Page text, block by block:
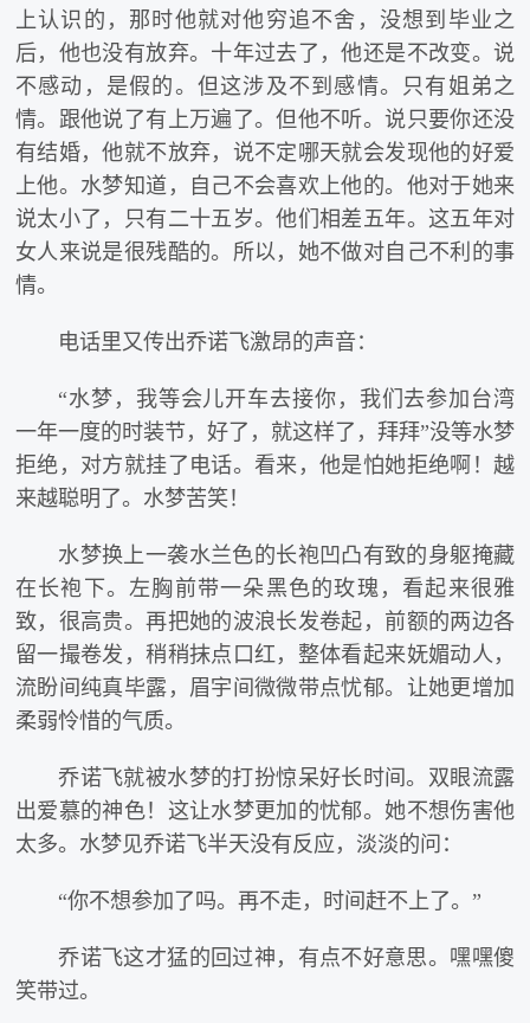
上认识的，那时他就对他穷追不舍，没想到毕业之
后，他也没有放弃。十年过去了，他还是不改变。说
不感动，是假的。但这涉及不到感情。只有姐弟之
情。跟他说了有上万遍了。但他不听。说只要你还没
有结婚，他就不放弃，说不定哪天就会发现他的好爱
上他。水梦知道，自己不会喜欢上他的。他对于她来
说太小了，只有二十五岁。他们相差五年。这五年对
女人来说是很残酷的。所以，她不做对自己不利的事
情。
电话里又传出乔诺飞激昂的声音：
“水梦，我等会儿开车去接你，我们去参加台湾
一年一度的时装节，好了，就这样了，拜拜”没等水梦
拒绝，对方就挂了电话。看来，他是怕她拒绝啊！越
来越聪明了。水梦苦笑！
水梦换上一袭水兰色的长袍凹凸有致的身躯掩藏
在长袍下。左胸前带一朵黑色的玫瑰，看起来很雅
致，很高贵。再把她的波浪长发卷起，前额的两边各
留一撮卷发，稍稍抹点口红，整体看起来妩媚动人，
流盼间纯真毕露，眉宇间微微带点忧郁。让她更增加
柔弱怜惜的气质。
乔诺飞就被水梦的打扮惊呆好长时间。双眼流露
出爱慕的神色！这让水梦更加的忧郁。她不想伤害他
太多。水梦见乔诺飞半天没有反应，淡淡的问：
“你不想参加了吗。再不走，时间赶不上了。”
乔诺飞这才猛的回过神，有点不好意思。嘿嘿傻
笑带过。